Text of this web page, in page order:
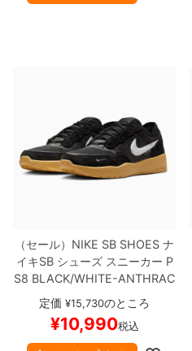
（セール） NIKE SB SHOES ナ
イキSBシューズ スニーカー P
S8 BLACK/WHITE-ANTHRAC
FV8493-005
ード スケボー
【キャンセル/返
品/交換不可商品】
定価 ¥15,730のところ
¥10,990税込
9.0inch以上
シェイプデッキ